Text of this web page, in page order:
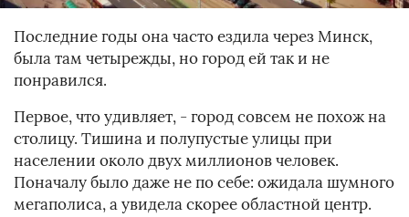
Последние годы она часто ездила через Минск,
была там четырежды, но город ей так и не
понравился.
Первое, что удивляет, - город совсем не похож на
столицу. Тишина и полупустые улицы при
населении около двух миллионов человек.
Поначалу было даже не по себе: ожидала шумного
мегаполиса, а увидела скорее областной центр.